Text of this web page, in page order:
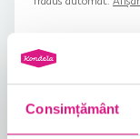
Consimțământ
verificată
Toate recenziile